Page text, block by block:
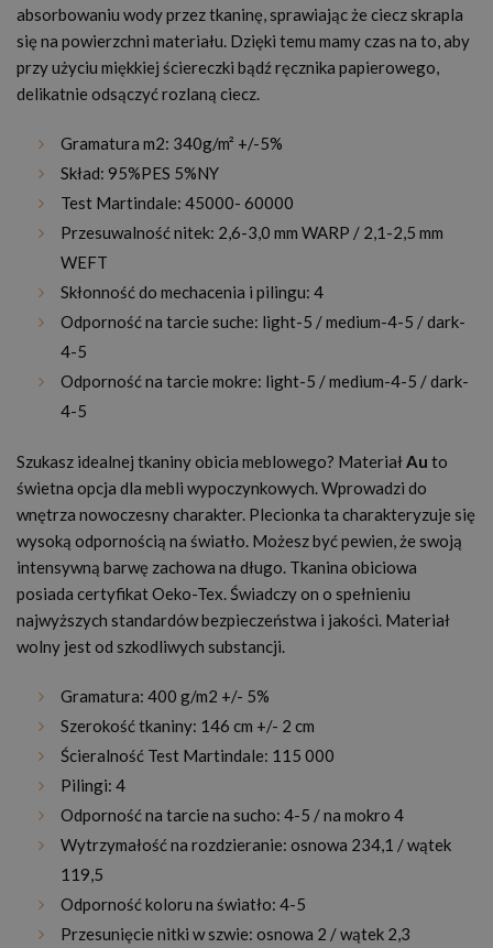
absorbowaniu wody przez tkaninę, sprawiając że ciecz skrapla
się na powierzchni materiału. Dzięki temu mamy czas na to, aby
przy użyciu miękkiej ściereczki bądź ręcznika papierowego,
delikatnie odsączyć rozlaną ciecz.
Gramatura m2: 340g/m² +/-5%
Skład: 95%PES 5%NY
Test Martindale: 45000- 60000
Przesuwalność nitek: 2,6-3,0 mm WARP / 2,1-2,5 mm
WEFT
Skłonność do mechacenia i pilingu: 4
Odporność na tarcie suche: light-5 / medium-4-5 / dark-
4-5
Odporność na tarcie mokre: light-5 / medium-4-5 / dark-
4-5
Szukasz idealnej tkaniny obicia meblowego? MateriałAu to
świetna opcja dla mebli wypoczynkowych. Wprowadzi do
wnętrza nowoczesny charakter. Plecionka ta charakteryzuje się
wysoką odpornością na światło. Możesz być pewien, że swoją
intensywną barwę zachowa na długo. Tkanina obiciowa
posiada certyfikat Oeko-Tex. Świadczy on o spełnieniu
najwyższych standardów bezpieczeństwa i jakości. Materiał
wolny jest od szkodliwych substancji.
Gramatura: 400 g/m2 +/- 5%
Szerokość tkaniny: 146 cm +/- 2 cm
Ścieralność Test Martindale: 115 000
Pilingi: 4
Odporność na tarcie na sucho: 4-5 / na mokro 4
Wytrzymałość na rozdzieranie: osnowa 234,1 / wątek
119,5
Odporność koloru na światło: 4-5
Przesunięcie nitki w szwie: osnowa 2 / wątek 2,3